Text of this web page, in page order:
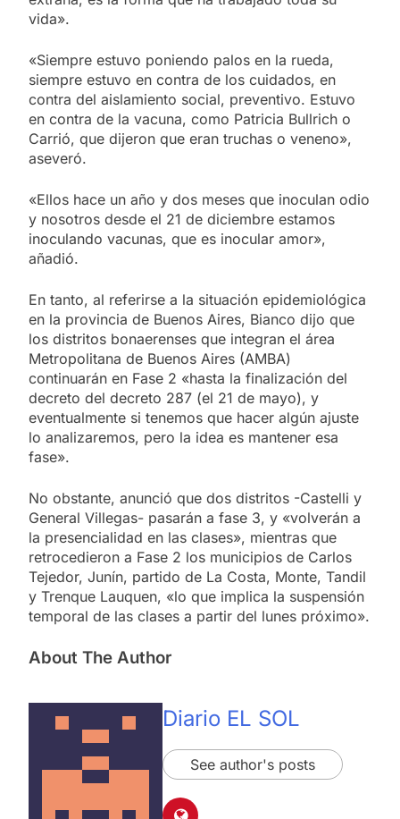
vida».
«Siempre estuvo poniendo palos en la rueda,
siempre estuvo en contra de los cuidados, en
contra del aislamiento social, preventivo. Estuvo
en contra de la vacuna, como Patricia Bullrich o
Carrió, que dijeron que eran truchas o veneno»,
aseveró.
«Ellos hace un año y dos meses que inoculan odio
y nosotros desde el 21 de diciembre estamos
inoculando vacunas, que es inocular amor»,
añadió.
En tanto, al referirse a la situación epidemiológica
en la provincia de Buenos Aires, Bianco dijo que
los distritos bonaerenses que integran el área
Metropolitana de Buenos Aires (AMBA)
continuarán en Fase 2 «hasta la finalización del
decreto del decreto 287 (el 21 de mayo), y
eventualmente si tenemos que hacer algún ajuste
lo analizaremos, pero la idea es mantener esa
fase».
No obstante, anunció que dos distritos -Castelli y
General Villegas- pasarán a fase 3, y «volverán a
la presencialidad en las clases», mientras que
retrocedieron a Fase 2 los municipios de Carlos
Tejedor, Junín, partido de La Costa, Monte, Tandil
y Trenque Lauquen, «lo que implica la suspensión
temporal de las clases a partir del lunes próximo».
About The Author
Diario EL SOL
See author's posts